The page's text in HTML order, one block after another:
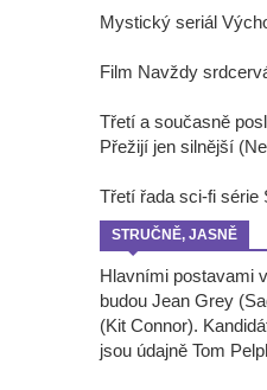
Mystický seriál
Film Navždy
Třetí a současně
Přežijí jen silnější
Třetí řada sci-fi série
STRUČNĚ, JASNĚ
Hlavními postavami
budou Jean Grey
(Kit Connor).
jsou údajně Tom